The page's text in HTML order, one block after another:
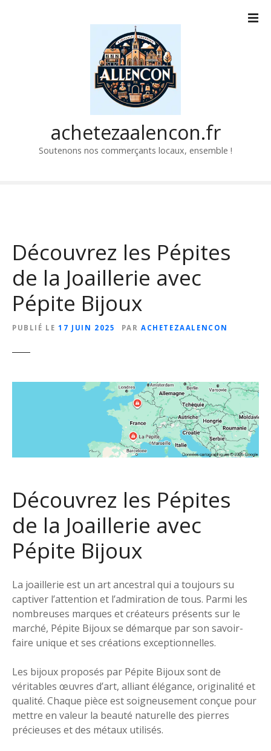
achetezaalencon.fr
Soutenons nos commerçants locaux, ensemble !
Découvrez les Pépites
de la Joaillerie avec
Pépite Bijoux
PUBLIÉ LE 17 JUIN 2025 PAR ACHETEZAALENCON
Découvrez les Pépites
de la Joaillerie avec
Pépite Bijoux
La joaillerie est un art ancestral qui a toujours su
captiver l’attention et l’admiration de tous. Parmi les
nombreuses marques et créateurs présents sur le
marché, Pépite Bijoux se démarque par son savoir-
faire unique et ses créations exceptionnelles.
Les bijoux proposés par Pépite Bijoux sont de
véritables œuvres d’art, alliant élégance, originalité et
qualité. Chaque pièce est soigneusement conçue pour
mettre en valeur la beauté naturelle des pierres
précieuses et des métaux utilisés.